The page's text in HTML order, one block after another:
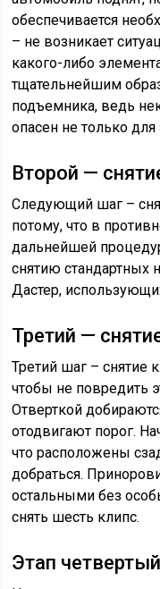
обеспечивается
– не возникает
какого-либо
тщательнейшим
подъемника, ведь
опасен не только
Второй —
Следующий шаг –
потому, что в
дальнейшей
снятию стандартных
Дастер,
Третий —
Третий шаг – снятие
чтобы не повредить
Отверткой
отодвигают порог.
что расположены
добраться.
остальными без
снять шесть клипс.
Этап четвертый